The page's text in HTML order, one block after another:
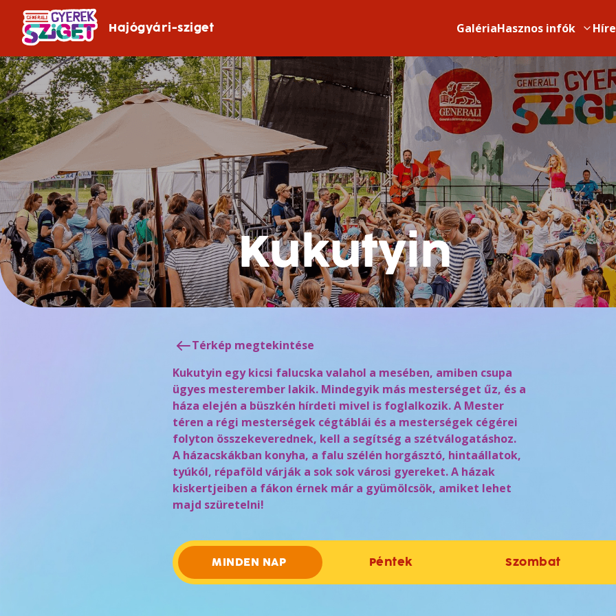
Hajógyári-sziget GalériaHasznos infók
Kukutyin
Térkép megtekintése
Kukutyin egy kicsi falucska valahol a mesében, amiben csupa
ügyes mesterember lakik. Mindegyik más mesterséget űz, és a
háza elején a büszkén hírdeti mivel is foglalkozik. A Mester
téren a régi mesterségek cégtáblái és a mesterségek cégérei
folyton összekeverednek, kell a segítség a szétválogatáshoz.
A házacskákban konyha, a falu szélén horgásztó, hintaállatok,
tyúkól, répaföld várják a sok sok városi gyereket. A házak
kiskertjeiben a fákon érnek már a gyümölcsök, amiket lehet
majd szüretelni!
MINDEN NAP Péntek Szombat